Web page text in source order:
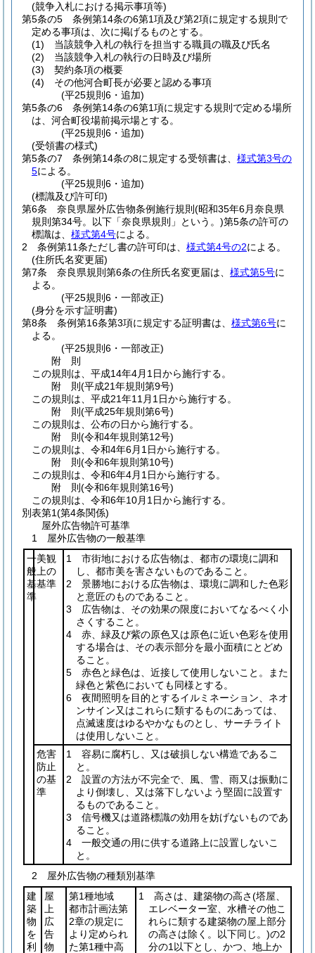
(競争入札における掲示事項等)
第5条の5
条例第14条の6第1項及び第2項に規定する規則で
定める事項は、次に掲げるものとする。
(1)
当該競争入札の執行を担当する職員の職及び氏名
(2)
当該競争入札の執行の日時及び場所
(3)
契約条項の概要
(4)
その他河合町長が必要と認める事項
(平25規則6・追加)
第5条の6
条例第14条の6第1項に規定する規則で定める場所
は、河合町役場前掲示場とする。
(平25規則6・追加)
(受領書の様式)
第5条の7
条例第14条の8に規定する受領書は、 様式第3号の
5による。
(平25規則6・追加)
(標識及び許可印)
第6条
奈良県屋外広告物条例施行規則 (昭和35年6月奈良県
規則第34号。以下「奈良県規則」という。)第5条の許可の
標識は、 様式第4号による。
2
条例第11条ただし書の許可印は、 様式第4号の2による。
(住所氏名変更届)
第7条
奈良県規則第6条の住所氏名変更届は、 様式第5号に
よる。
(平25規則6・一部改正)
(身分を示す証明書)
第8条
条例第16条第3項に規定する証明書は、 様式第6号に
よる。
(平25規則6・一部改正)
附 則
この規則は、平成14年4月1日から施行する。
附 則(平成21年規則第9号)
この規則は、平成21年11月1日から施行する。
附 則(平成25年規則第6号)
この規則は、公布の日から施行する。
附 則(令和4年規則第12号)
この規則は、令和4年6月1日から施行する。
附 則(令和6年規則第10号)
この規則は、令和6年4月1日から施行する。
附 則(令和6年規則第16号)
この規則は、令和6年10月1日から施行する。
別表第1(第4条関係)
屋外広告物許可基準
1 屋外広告物の一般基準
一
般
基
準
美観
上の
基準
1 市街地における広告物は、都市の環境に調和
し、都市美を害さないものであること。
2 景勝地における広告物は、環境に調和した色彩
と意匠のものであること。
3 広告物は、その効果の限度においてなるべく小
さくすること。
4 赤、緑及び紫の原色又は原色に近い色彩を使用
する場合は、その表示部分を最小面積にとどめ
ること。
5 赤色と緑色は、近接して使用しないこと。また
緑色と紫色においても同様とする。
6 夜間照明を目的とするイルミネーション、ネオ
ンサイン又はこれらに類するものにあっては、
点滅速度はゆるやかなものとし、サーチライト
は使用しないこと。
危害
防止
の基
準
1 容易に腐朽し、又は破損しない構造であるこ
と。
2 設置の方法が不完全で、風、雪、雨又は振動に
より倒壊し、又は落下しないよう堅固に設置す
るものであること。
3 信号機又は道路標識の効用を妨げないものであ
ること。
4 一般交通の用に供する道路上に設置しないこ
と。
2 屋外広告物の種類別基準
建
築
物
を
利
屋
上
広
告
物
第1種地域
都市計画法第
2章の規定に
より定められ
た第1種中高
1 高さは、建築物の高さ(塔屋、
エレベーター室、水槽その他こ
れらに類する建築物の屋上部分
の高さは除く。以下同じ。)の2
分の1以下とし、かつ、地上か